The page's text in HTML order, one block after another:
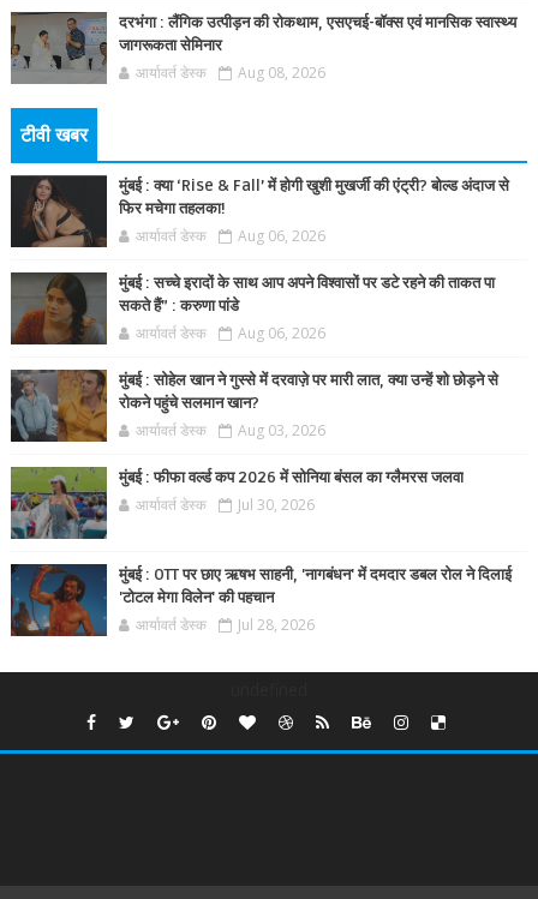
दरभंगा : लैंगिक उत्पीड़न की रोकथाम, एसएचई-बॉक्स एवं मानसिक स्वास्थ्य
जागरूकता सेमिनार
आर्यावर्त डेस्क Aug 08, 2026
टीवी खबर
मुंबई : क्या ‘Rise & Fall’ में होगी खुशी मुखर्जी की एंट्री? बोल्ड अंदाज से
फिर मचेगा तहलका!
आर्यावर्त डेस्क Aug 06, 2026
मुंबई : सच्चे इरादों के साथ आप अपने विश्वासों पर डटे रहने की ताकत पा
सकते हैं” : करुणा पांडे
आर्यावर्त डेस्क Aug 06, 2026
मुंबई : सोहेल खान ने गुस्से में दरवाज़े पर मारी लात, क्या उन्हें शो छोड़ने से
रोकने पहुंचे सलमान खान?
आर्यावर्त डेस्क Aug 03, 2026
मुंबई : फीफा वर्ल्ड कप 2026 में सोनिया बंसल का ग्लैमरस जलवा
आर्यावर्त डेस्क Jul 30, 2026
मुंबई : OTT पर छाए ऋषभ साहनी, 'नागबंधन' में दमदार डबल रोल ने दिलाई
'टोटल मेगा विलेन' की पहचान
आर्यावर्त डेस्क Jul 28, 2026